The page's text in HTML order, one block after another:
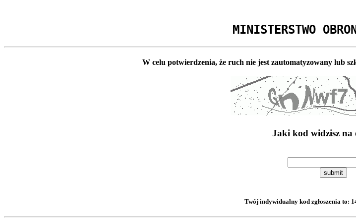
MINISTERSTWO
W celu potwierdzenia, że ruch nie jest zautomatyzowany lub
Jaki kod widzisz na
submit
Twój indywidualny kod zgłoszenia to: